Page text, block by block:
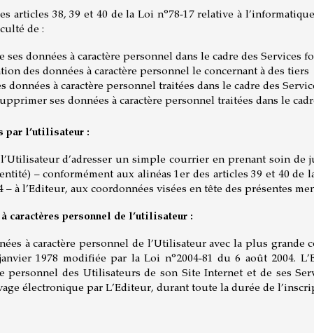
articles 38, 39 et 40 de la Loi n°78-17 relative à
de :
ses données à caractère personnel dans le cadre des
des données à caractère personnel le concernant à des tiers
données à caractère personnel traitées dans le cadre des
ses données à caractère personnel traitées dans le
par l’utilisateur :
d’adresser un simple courrier en prenant soin
– conformément aux alinéas 1er des articles 39 et 40
– à l’Editeur, aux coordonnées visées en tête des présentes
caractères personnel de l’utilisateur :
à caractère personnel de l’Utilisateur avec la plus
1978 modifiée par la Loi n°2004-81 du 6 août 2004.
personnel des Utilisateurs de son Site Internet et de ses
électronique par L’Editeur, durant toute la durée de